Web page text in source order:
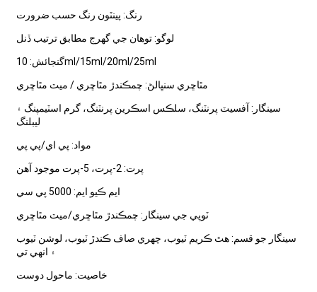
رنگ: پينٽون رنگ حسب ضرورت
لوگو: توهان جي گهرج مطابق ترتيب ڏنل
گنجائش: 10ml/15ml/20ml/25ml
مٿاڇري سنڀالڻ: چمڪندڙ مٿاڇري / ميٽ مٿاڇري
سينگار: آفسيٽ پرنٽنگ، سلڪس اسڪرين پرنٽنگ، گرم اسٽيمپنگ ۽
ليبلنگ
مواد: پي اي/پي پي
پرت: 2-پرت، 5-پرت موجود آهن
ايم ڪيو ايم: 5000 پي سي
ٽوپي جي سينگار: چمڪندڙ مٿاڇري/ميٽ مٿاڇري
سينگار جو قسم: هٿ ڪريم ٽيوب، چهري صاف ڪندڙ ٽيوب، لوشن ٽيوب
۽ انهي تي
خاصيت: ماحول دوست